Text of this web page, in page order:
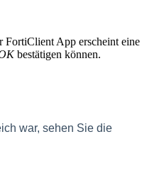
FortiClient App erscheint eine
bestätigen können.
war, sehen Sie die